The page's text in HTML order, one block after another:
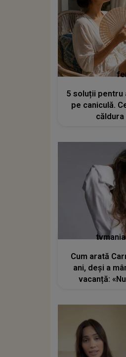
5 soluții pentru
pe caniculă.
Cum arată
ani, deși a
vacanță: